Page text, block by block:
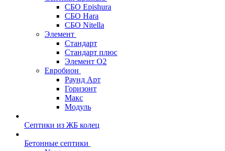
СБО Epishura
СБО Hara
СБО Nitella
Элемент
Стандарт
Стандарт плюс
Элемент О2
Евробион
Раунд Арт
Горизонт
Макс
Модуль
Септики из ЖБ колец
Бетонные септики